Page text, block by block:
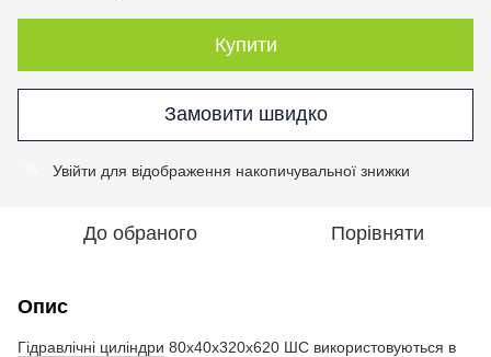
Купити
Замовити швидко
Увійти для відображення накопичувальної знижки
До обраного Порівняти
Опис
Гідравлічні циліндри 80х40х320х620 ШС використовуються в